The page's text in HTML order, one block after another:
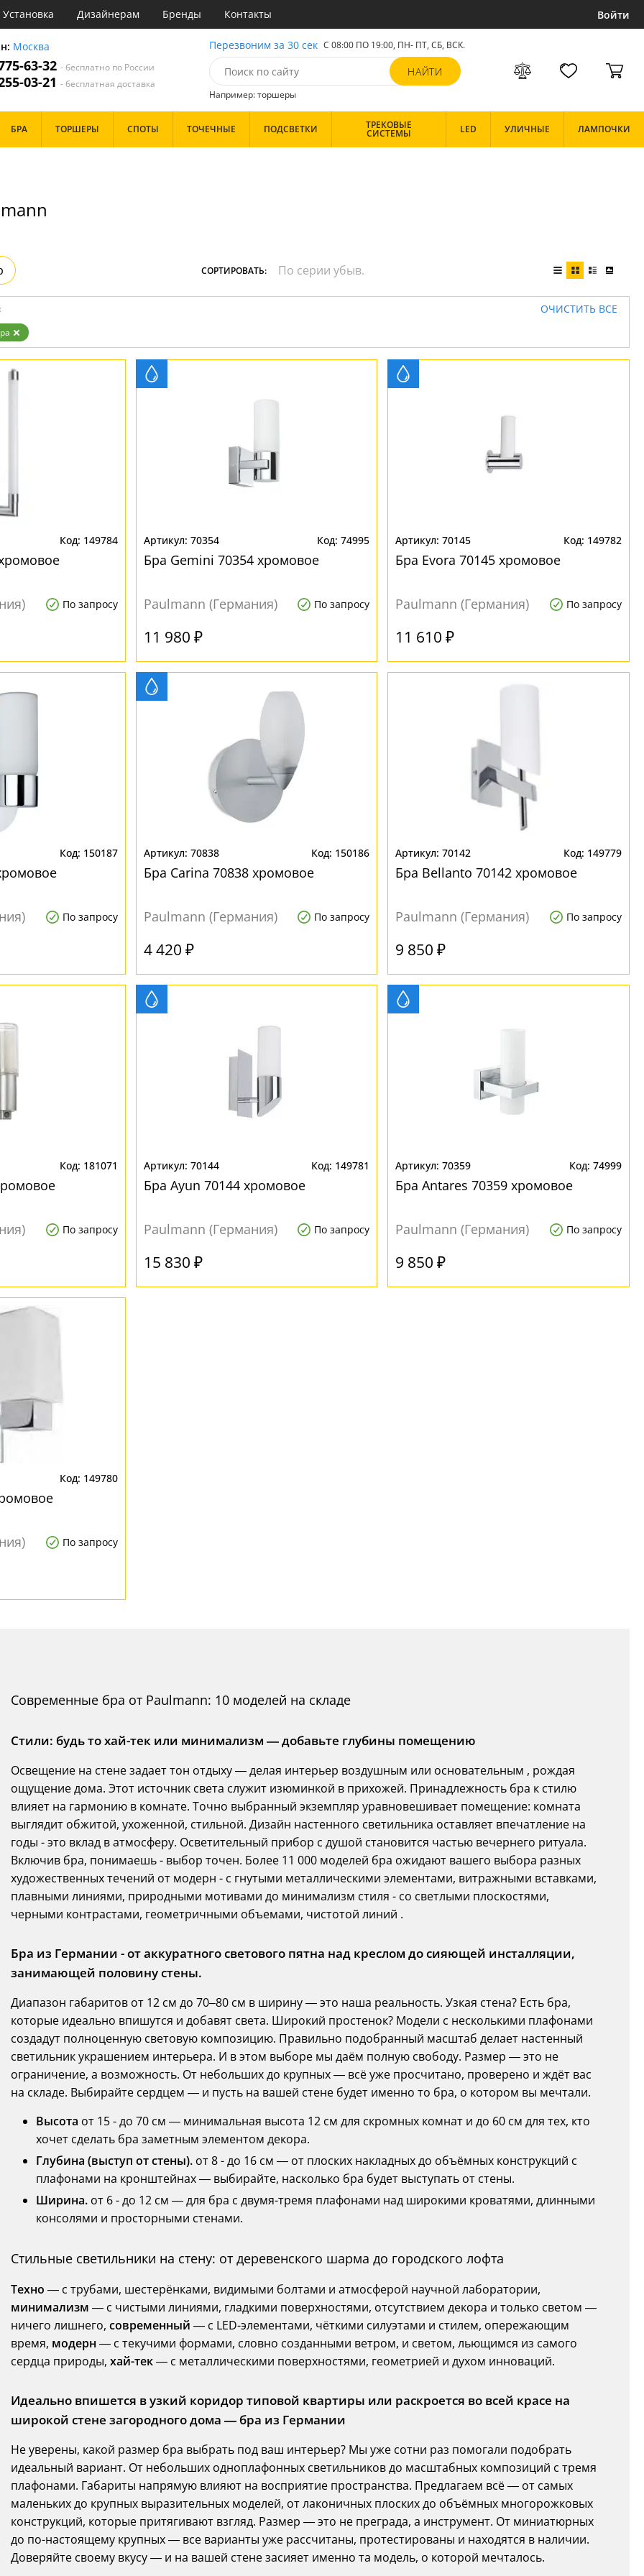
Установка Дизайнерам Бренды Контакты Войти
Москва
63-32- бесплатно по России
03-21- бесплатная доставка
Перезвоним за 30 сек С 08:00 ПО 19:00, ПН- ПТ, СБ, ВСК.
Например: торшеры
БРА ТОРШЕРЫ СПОТЫ ТОЧЕЧНЫЕ ПОДСВЕТКИ ТРЕКОВЫЕ
СИСТЕМЫ LED УЛИЧНЫЕ ЛАМПОЧКИ
СОРТИРОВАТЬ:
ОЧИСТИТЬ ВСЕ
149784
По запросу
70354 74995
Бра Gemini 70354 хромовое
Paulmann (Германия) По запросу
11 980 ₽
70145 149782
Бра Evora 70145 хромовое
Paulmann (Германия) По запросу
11 610 ₽
150187
По запросу
70838 150186
Бра Carina 70838 хромовое
Paulmann (Германия) По запросу
4 420 ₽
70142 149779
Бра Bellanto 70142 хромовое
Paulmann (Германия) По запросу
9 850 ₽
181071
По запросу
70144 149781
Бра Ayun 70144 хромовое
Paulmann (Германия) По запросу
15 830 ₽
70359 74999
Бра Antares 70359 хромовое
Paulmann (Германия) По запросу
9 850 ₽
149780
По запросу
Современные бра от Paulmann: 10 моделей на складе
Стили: будь то хай-тек или минимализм — добавьте глубины помещению
Освещение на стене задает тон отдыху — делая интерьер воздушным или основательным , рождая
ощущение дома. Этот источник света служит изюминкой в прихожей. Принадлежность бра к стилю
влияет на гармонию в комнате. Точно выбранный экземпляр уравновешивает помещение: комната
выглядит обжитой, ухоженной, стильной. Дизайн настенного светильника оставляет впечатление на
годы - это вклад в атмосферу. Осветительный прибор с душой становится частью вечернего ритуала.
Включив бра, понимаешь - выбор точен. Более 11 000 моделей бра ожидают вашего выбора разных
художественных течений от модерн - с гнутыми металлическими элементами, витражными вставками,
плавными линиями, природными мотивами до минимализм стиля - со светлыми плоскостями,
черными контрастами, геометричными объемами, чистотой линий .
Бра из Германии - от аккуратного светового пятна над креслом до сияющей инсталляции,
занимающей половину стены.
Диапазон габаритов от 12 см до 70–80 см в ширину — это наша реальность. Узкая стена? Есть бра,
которые идеально впишутся и добавят света. Широкий простенок? Модели с несколькими плафонами
создадут полноценную световую композицию. Правильно подобранный масштаб делает настенный
светильник украшением интерьера. И в этом выборе мы даём полную свободу. Размер — это не
ограничение, а возможность. От небольших до крупных — всё уже просчитано, проверено и ждёт вас
на складе. Выбирайте сердцем — и пусть на вашей стене будет именно то бра, о котором вы мечтали.
Высота от 15 - до 70 см — минимальная высота 12 см для скромных комнат и до 60 см для тех, кто
хочет сделать бра заметным элементом декора.
Глубина (выступ от стены). от 8 - до 16 см — от плоских накладных до объёмных конструкций с
плафонами на кронштейнах — выбирайте, насколько бра будет выступать от стены.
Ширина. от 6 - до 12 см — для бра с двумя-тремя плафонами над широкими кроватями, длинными
консолями и просторными стенами.
Стильные светильники на стену: от деревенского шарма до городского лофта
Техно — с трубами, шестерёнками, видимыми болтами и атмосферой научной лаборатории,
минимализм — с чистыми линиями, гладкими поверхностями, отсутствием декора и только светом —
ничего лишнего, современный — с LED-элементами, чёткими силуэтами и стилем, опережающим
время, модерн — с текучими формами, словно созданными ветром, и светом, льющимся из самого
сердца природы, хай-тек— с металлическими поверхностями, геометрией и духом инноваций.
Идеально впишется в узкий коридор типовой квартиры или раскроется во всей красе на
широкой стене загородного дома — бра из Германии
Не уверены, какой размер бра выбрать под ваш интерьер? Мы уже сотни раз помогали подобрать
идеальный вариант. От небольших одноплафонных светильников до масштабных композиций с тремя
плафонами. Габариты напрямую влияют на восприятие пространства. Предлагаем всё — от самых
маленьких до крупных выразительных моделей, от лаконичных плоских до объёмных многорожковых
конструкций, которые притягивают взгляд. Размер — это не преграда, а инструмент. От миниатюрных
до по-настоящему крупных — все варианты уже рассчитаны, протестированы и находятся в наличии.
Доверяйте своему вкусу — и на вашей стене засияет именно та модель, о которой мечталось.